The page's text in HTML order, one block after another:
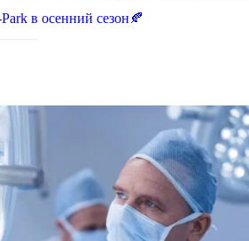
в осенний сезон🍂